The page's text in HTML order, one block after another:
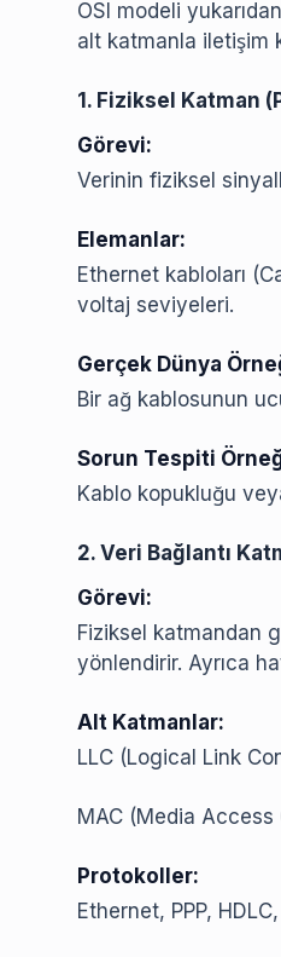
OSI modeli
alt katmanla iletişim
1. Fiziksel Katman
Görevi:
Verinin fiziksel
Elemanlar:
Ethernet kabloları
voltaj seviyeleri.
Gerçek Dünya
Bir ağ kablosunun
Sorun Tespiti
Kablo kopukluğu
2. Veri Bağlantı
Görevi:
Fiziksel katmandan
yönlendirir. Ayrıca
Alt Katmanlar:
LLC (Logical Link
MAC (Media
Protokoller:
Ethernet, PPP,